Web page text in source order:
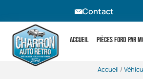
Contact
Accueil Pièces Ford par
Accueil /